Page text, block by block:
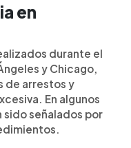
en
durante el
y Chicago,
de arrestos y
En algunos
sido señalados por